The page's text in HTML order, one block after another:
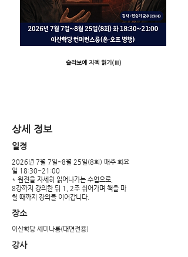
슬라보예 지젝 읽기(Ⅲ)
​상세 정보
​일정
2026년 7월 7일~8월 25일(8회) 매주 화요
일 18:30~21:00
* 원전을 자세히 읽어나가는 수업으로,
8강까지 강의한 뒤 1, 2주 쉬어가며 책을 마
칠 때까지 강의를 이어갑니다.
장소
이산학당 세미나룸(대면전용)
강사